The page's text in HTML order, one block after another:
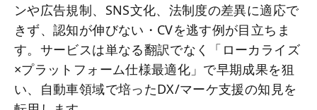
ンや広告規制、SNS文化、法制度の差異に適応で
きず、認知が伸びない・CVを逃す例が目立ちま
す。サービスは単なる翻訳でなく「ローカライズ
×プラットフォーム仕様最適化」で早期成果を狙
い、自動車領域で培ったDX/マーケ支援の知見を